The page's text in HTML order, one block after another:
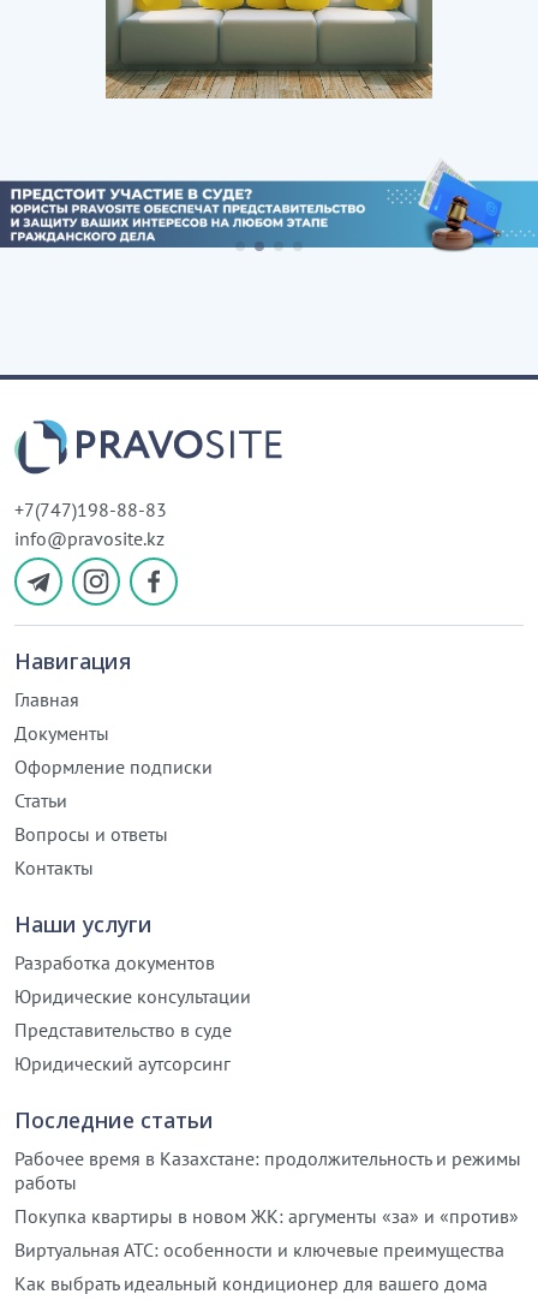
+7(747)198-88-83
info@pravosite.kz
Навигация
Главная
Документы
Оформление подписки
Статьи
Вопросы и ответы
Контакты
Наши услуги
Разработка документов
Юридические консультации
Представительство в суде
Юридический аутсорсинг
Последние статьи
Рабочее время в Казахстане: продолжительность и режимы
работы
Покупка квартиры в новом ЖК: аргументы «за» и «против»
Виртуальная АТС: особенности и ключевые преимущества
Как выбрать идеальный кондиционер для вашего дома